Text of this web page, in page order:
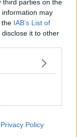
third parties on the
information may
the IAB’s List of
it to other
Privacy Policy